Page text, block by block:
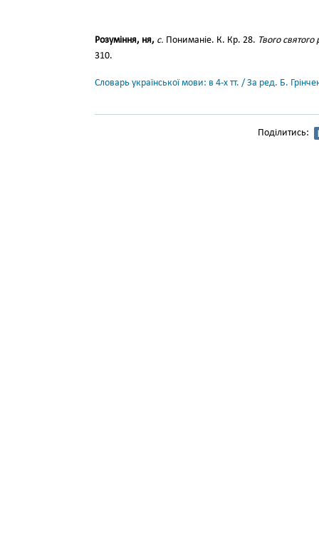
Розуміння, ня, с. Пониманіе. К. Кр. 28. Твого
310.
Словарь української мови: в 4-х тт. / За ред. Б.
Поділитись: